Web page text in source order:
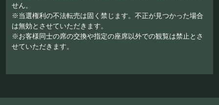
せん。
※当選権利の不法転売は固く禁じます。不正が見つかった場合
は無効とさせていただきます。
※お客様同士の席の交換や指定の座席以外での観覧は禁止とさ
せていただきます。